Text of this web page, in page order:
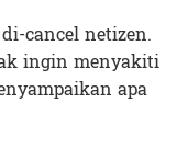
cancel netizen.
ingin menyakiti
apa